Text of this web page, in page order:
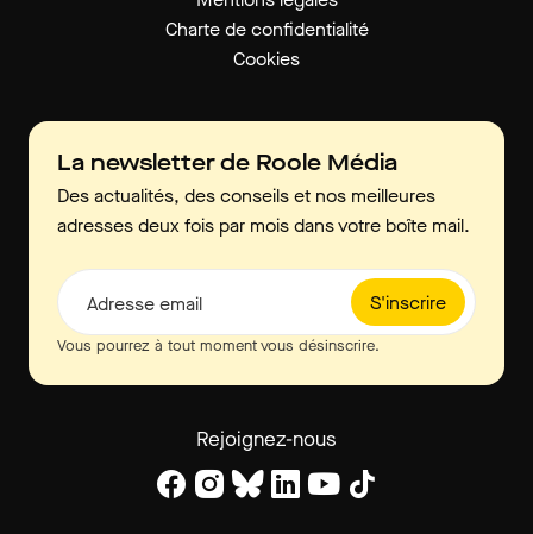
Charte de confidentialité
Cookies
La newsletter de Roole Média
Des actualités, des conseils et nos meilleures
adresses deux fois par mois dans votre boîte mail.
S'inscrire
Adresse email
Vous pourrez à tout moment vous désinscrire.
Rejoignez-nous